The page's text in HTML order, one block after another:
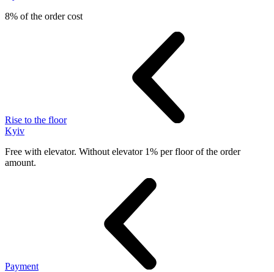
8% of the order cost
Rise to the floor
Kyiv
Free with elevator. Without elevator 1% per floor of the order
amount.
Payment